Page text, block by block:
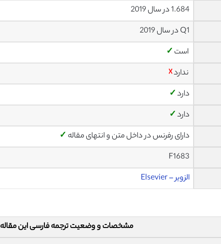
1.684 در سال 2019
Q1 در سال 2019
است ✓
ندارد☓
دارد✓
دارد✓
دارای رفرنس در داخل متن و انتهای مقاله ✓
F1683
الزویر – Elsevier
مشخصات و وضعیت ترجمه فارسی این مقاله